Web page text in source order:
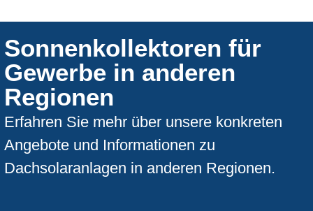
Sonnenkollektoren für
Gewerbe in anderen
Regionen
Erfahren Sie mehr über unsere konkreten
Angebote und Informationen zu
Dachsolaranlagen in anderen Regionen.